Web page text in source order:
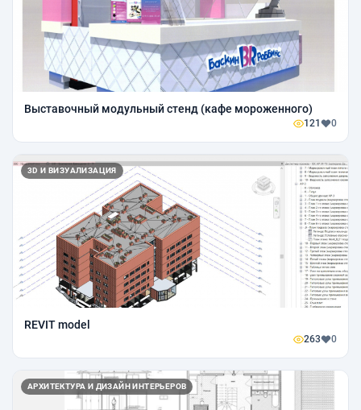
Выставочный модульный стенд (кафе мороженного)
121 0
3D И ВИЗУАЛИЗАЦИЯ
REVIT model
263 0
АРХИТЕКТУРА И ДИЗАЙН ИНТЕРЬЕРОВ